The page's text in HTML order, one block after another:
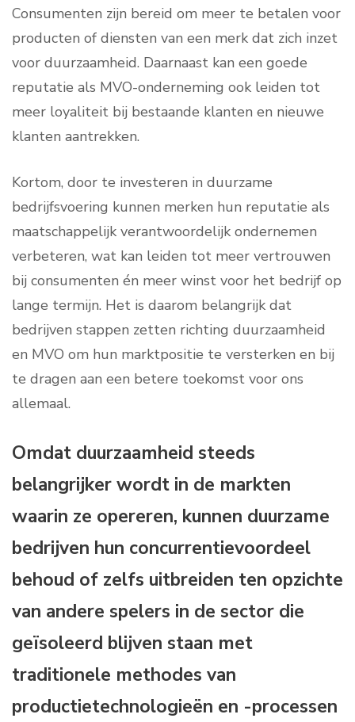
Consumenten zijn bereid om meer te betalen voor
producten of diensten van een merk dat zich inzet
voor duurzaamheid. Daarnaast kan een goede
reputatie als MVO-onderneming ook leiden tot
meer loyaliteit bij bestaande klanten en nieuwe
klanten aantrekken.
Kortom, door te investeren in duurzame
bedrijfsvoering kunnen merken hun reputatie als
maatschappelijk verantwoordelijk ondernemen
verbeteren, wat kan leiden tot meer vertrouwen
bij consumenten én meer winst voor het bedrijf op
lange termijn. Het is daarom belangrijk dat
bedrijven stappen zetten richting duurzaamheid
en MVO om hun marktpositie te versterken en bij
te dragen aan een betere toekomst voor ons
allemaal.
Omdat duurzaamheid steeds
belangrijker wordt in de markten
waarin ze opereren, kunnen duurzame
bedrijven hun concurrentievoordeel
behoud of zelfs uitbreiden ten opzichte
van andere spelers in de sector die
geïsoleerd blijven staan met
traditionele methodes van
productietechnologieën en -processen